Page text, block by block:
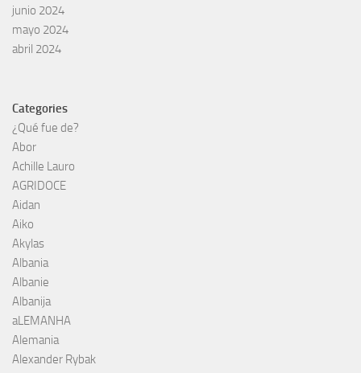
junio 2024
mayo 2024
abril 2024
Categories
¿Qué fue de?
Abor
Achille Lauro
AGRIDOCE
Aidan
Aiko
Akylas
Albania
Albanie
Albanija
aLEMANHA
Alemania
Alexander Rybak